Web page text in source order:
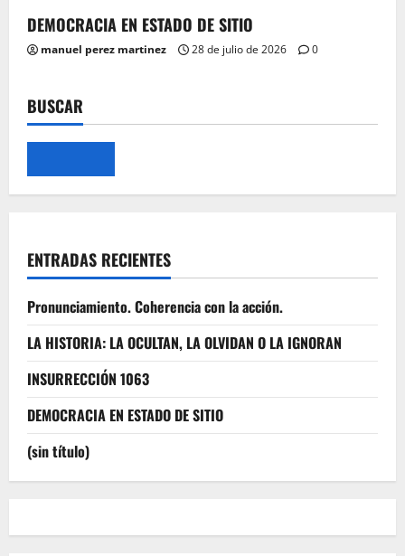
DEMOCRACIA EN ESTADO DE SITIO
manuel perez martinez 28 de julio de 2026 0
BUSCAR
ENTRADAS RECIENTES
Pronunciamiento. Coherencia con la acción.
LA HISTORIA: LA OCULTAN, LA OLVIDAN O LA IGNORAN
INSURRECCIÓN 1063
DEMOCRACIA EN ESTADO DE SITIO
(sin título)